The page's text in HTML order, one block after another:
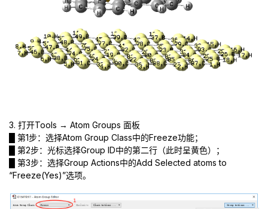
3. 打开Tools → Atom Groups 面板
█ 第1步：选择Atom Group Class中的Freeze功能；
█ 第2步：光标选择Group ID中的第二行（此时呈黄色）；
█ 第3步：选择Group Actions中的Add Selected atoms to
“Freeze(Yes)”选项。